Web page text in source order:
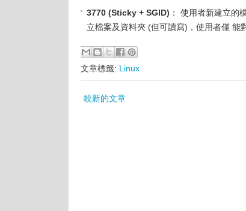
3770 (Sticky + SGID) ： 使用者新建立的
立檔案及資料夾 (但可讀寫)，使用者僅 能
文章標籤: Linux
較新的文章